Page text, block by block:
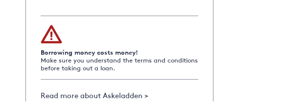
Borrowing money costs money!
Make sure you understand the terms and conditions
before taking out a loan.
Read more about Askeladden >